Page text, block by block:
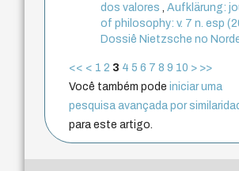
dos valores
,Aufklärung:
of philosophy: v. 7 n. esp
Dossiê Nietzsche no
<< < 1 2 3 4 5 6 7 8 9 10 > >>
Você também podeiniciar uma
pesquisa avançada por
para este artigo.